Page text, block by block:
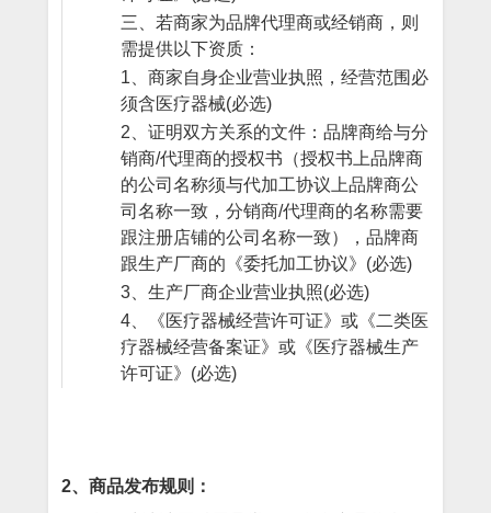
三、若商家为品牌代理商或经销商，则
需提供以下资质：
1、商家自身企业营业执照，经营范围必
须含医疗器械(必选)
2、证明双方关系的文件：品牌商给与分
销商/代理商的授权书（授权书上品牌商
的公司名称须与代加工协议上品牌商公
司名称一致，分销商/代理商的名称需要
跟注册店铺的公司名称一致），品牌商
跟生产厂商的《委托加工协议》 (必选)
3、生产厂商企业营业执照(必选)
4、《医疗器械经营许可证》或《二类医
疗器械经营备案证》或《医疗器械生产
许可证》 (必选)
2、 商品发布规则：